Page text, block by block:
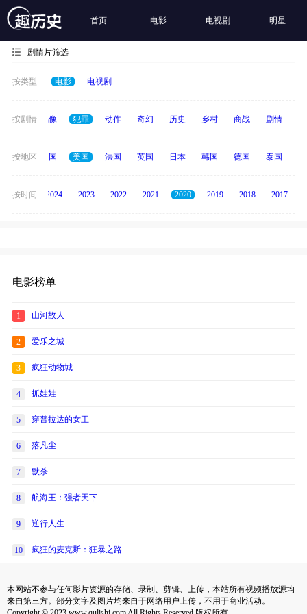
首页 电影 电视剧 明星
剧情片筛选
按类型 电影 电视剧
按剧情青春偶像 犯罪 动作 奇幻 历史 乡村 商战 剧情
按地区
全部 中国 美国 法国 英国 日本 韩国 德国 泰国
按时间
2025 2024 2023 2022 2021 2020 2019 2018 2017
电影榜单
1 山河故人
2 爱乐之城
3 疯狂动物城
4 抓娃娃
5 穿普拉达的女王
6 落凡尘
7 默杀
8 航海王：强者天下
9 逆行人生
10 疯狂的麦克斯：狂暴之路
本网站不参与任何影片资源的存储、录制、剪辑、上传，本站所有视频播放源均
来自第三方。部分文字及图片均来自于网络用户上传，不用于商业活动。